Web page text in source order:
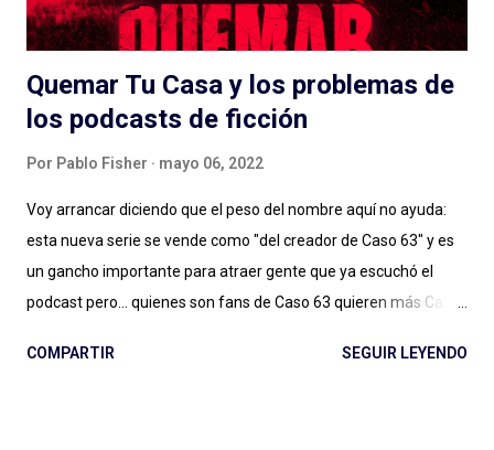
Quemar Tu Casa y los problemas de
los podcasts de ficción
Por Pablo Fisher mayo 06, 2022
Voy arrancar diciendo que el peso del nombre aquí no ayuda:
esta nueva serie se vende como "del creador de Caso 63" y es
un gancho importante para atraer gente que ya escuchó el
podcast pero... quienes son fans de Caso 63 quieren más Caso
ese lugar en el que vamos a seguir a creadores de podcasts de
COMPARTIR SEGUIR LEYENDO